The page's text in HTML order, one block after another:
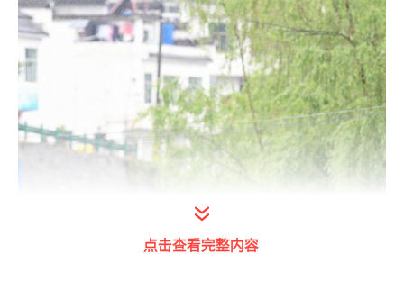
点击查看完整内容